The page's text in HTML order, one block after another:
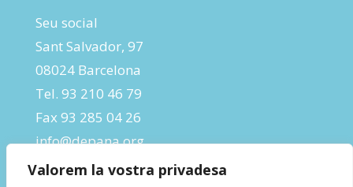
Valorem la vostra privadesa
Seu social
Sant Salvador, 97
08024 Barcelona
Tel. 93 210 46 79
Fax 93 285 04 26
info@depana.org